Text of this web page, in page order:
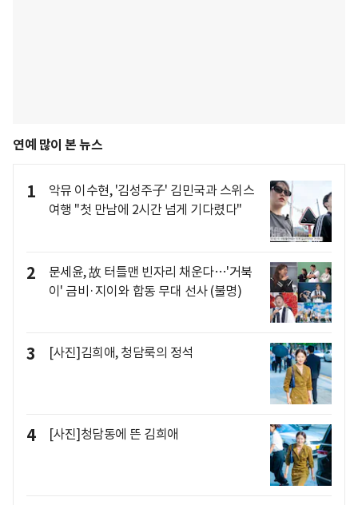
연예 많이 본 뉴스
1
악뮤 이수현, '김성주子' 김민국과 스위스
여행 "첫 만남에 2시간 넘게 기다렸다"
2
문세윤, 故 터틀맨 빈자리 채운다…'거북
이' 금비·지이와 합동 무대 선사 (불명)
3 [사진]김희애, 청담룩의 정석
4 [사진]청담동에 뜬 김희애